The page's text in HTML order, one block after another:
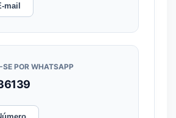
mail
POR WHATSAPP